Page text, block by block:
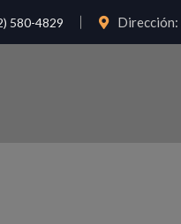
580-4829 Dirección: